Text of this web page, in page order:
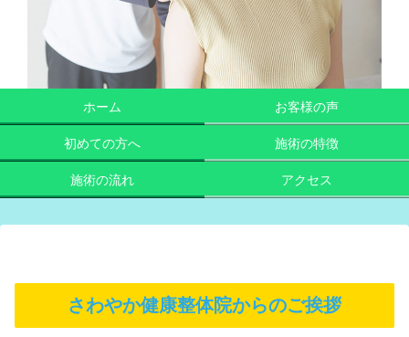
ホーム お客様の声
初めての方へ 施術の特徴
施術の流れ アクセス
さわやか健康整体院からのご挨拶